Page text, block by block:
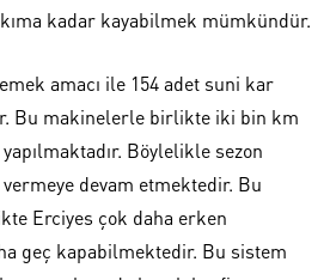
kadar kayabilmek mümkündür.
amacı ile 154 adet suni kar
Bu makinelerle birlikte iki bin km
Böylelikle sezon
devam etmektedir. Bu
Erciyes çok daha erken
geç kapabilmektedir. Bu sistem